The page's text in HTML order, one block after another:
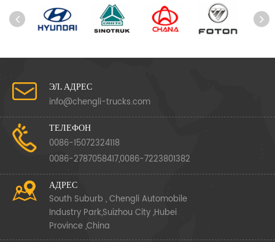
ЭЛ. АДРЕС
info@chengli-trucks.com
ТЕЛЕФОН
0086-15072324118
0086-2787058417,0086-7223801382
АДРЕС
South Suburb , Chengli Automobile
Industry Park,Suizhou City ,Hubei
Province ,China